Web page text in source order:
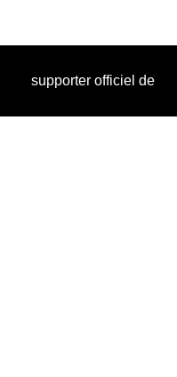
supporter officiel de